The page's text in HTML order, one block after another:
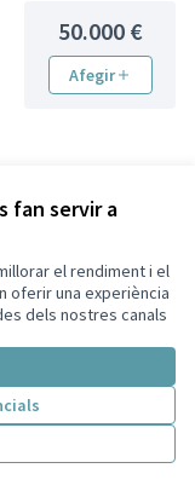
fan servir a
el rendiment i el
oferir una experiència
dels nostres canals
50.000 €
Afegir